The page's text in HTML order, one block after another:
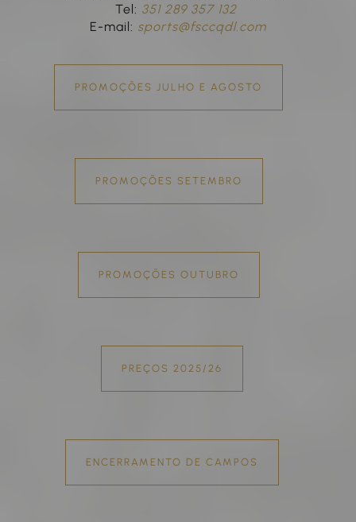
Tel: 351 289 357 132
E-mail: sports@fsccqdl.com
PROMOÇÕES JULHO E AGOSTO
PROMOÇÕES SETEMBRO
PROMOÇÕES OUTUBRO
PREÇOS 2025/26
ENCERRAMENTO DE CAMPOS